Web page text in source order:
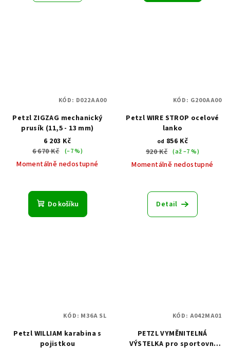
Petzl ZIGZAG mechanický
prusík (11,5 - 13 mm)
6 203 Kč
6 670 Kč (–7 %)
Momentálně nedostupné
hodnocení
produktu
Do košíku
KÓD: D022AA00
Petzl WIRE STROP ocelové
lanko
od 856 Kč
920 Kč (až –7 %)
Momentálně nedostupné
Detail
KÓD: G200AA00
Petzl WILLIAM karabina s
pojistkou
KÓD: M36A SL
PETZL VYMĚNITELNÁ
VÝSTELKA pro sportovní
KÓD: A042MA01